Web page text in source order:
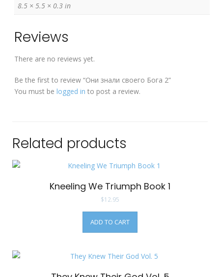
8.5 × 5.5 × 0.3 in
Reviews
There are no reviews yet.
Be the first to review “Они знали своего Бога 2”
You must be logged in to post a review.
Related products
Kneeling We Triumph Book 1
$12.95
ADD TO CART